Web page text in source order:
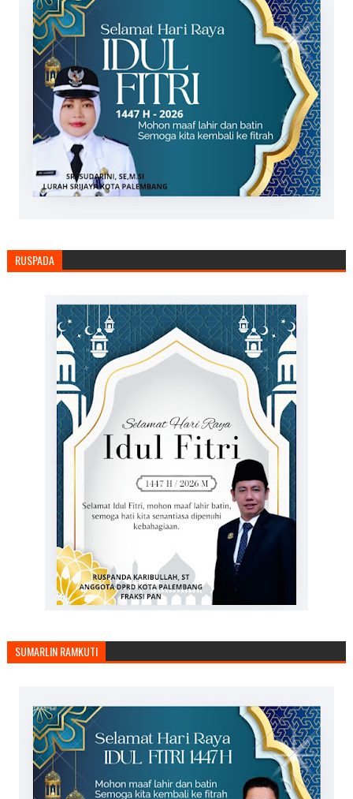
RUSPADA
SUMARLIN RAMKUTI